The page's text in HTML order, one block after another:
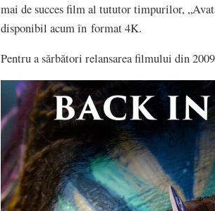
mai de succes film al tututor timpurilor,
disponibil acum în format 4K.
Pentru a sărbători relansarea filmului din